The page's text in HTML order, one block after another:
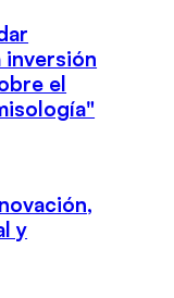
inversión
el
y